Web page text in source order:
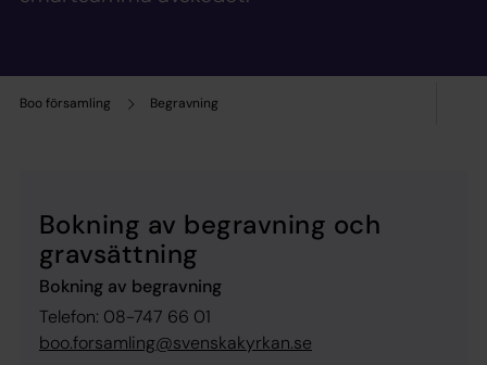
Boo församling Begravning
Bokning av begravning och
gravsättning
Bokning av begravning
Telefon: 08-747 66 01
boo.forsamling@svenskakyrkan.se